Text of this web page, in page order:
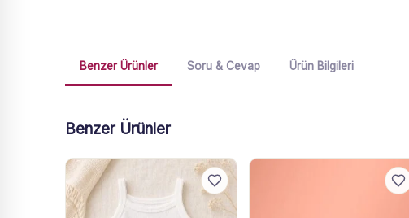
Benzer Ürünler Soru & Cevap Ürün Bilgileri
Benzer Ürünler